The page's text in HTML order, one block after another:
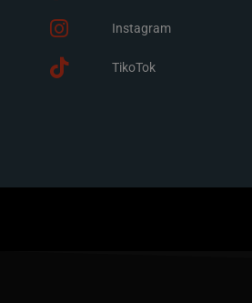
Instagram
TikoTok